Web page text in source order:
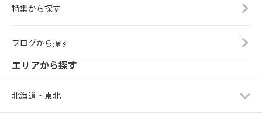
特集から探す
ブログから探す
エリアから探す
北海道・東北